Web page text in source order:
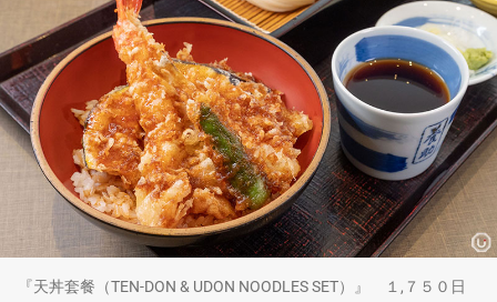
『天丼套餐（TEN-DON & UDON NOODLES SET）』 １,７５０日